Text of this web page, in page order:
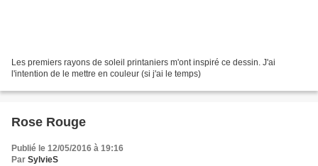
Les premiers rayons de soleil printaniers m'ont inspiré ce dessin. J'ai
l'intention de le mettre en couleur (si j'ai le temps)
Rose Rouge
Publié le 12/05/2016 à 19:16
Par SylvieS